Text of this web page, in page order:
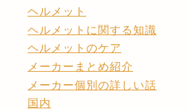
ヘルメット
ヘルメットに関する知識
ヘルメットのケア
メーカーまとめ紹介
メーカー個別の詳しい話
国内